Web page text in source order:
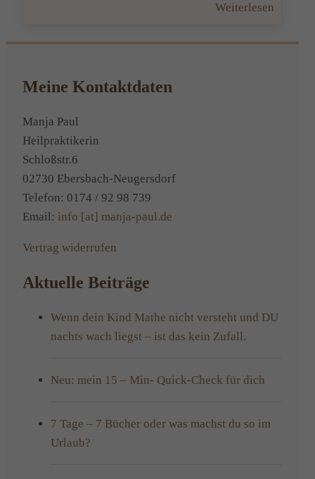
Weiterlesen
Meine Kontaktdaten
Manja Paul
Heilpraktikerin
Schloßstr.6
02730 Ebersbach-Neugersdorf
Telefon: 0174 / 92 98 739
Email: info [at] manja-paul.de
Vertrag widerrufen
Aktuelle Beiträge
Wenn dein Kind Mathe nicht versteht und DU
nachts wach liegst – ist das kein Zufall.
Neu: mein 15 – Min- Quick-Check für dich
7 Tage – 7 Bücher oder was machst du so im
Urlaub?